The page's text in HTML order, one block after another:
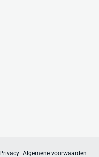
Privacy Algemene voorwaarden